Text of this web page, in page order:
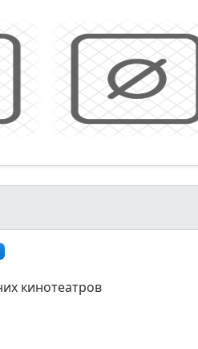
кинотеатров